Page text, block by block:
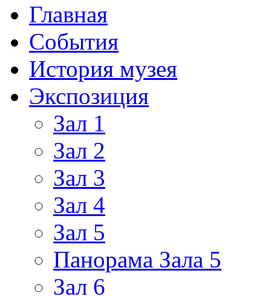
Главная
События
История музея
Экспозиция
Зал 1
Зал 2
Зал 3
Зал 4
Зал 5
Панорама Зала 5
Зал 6